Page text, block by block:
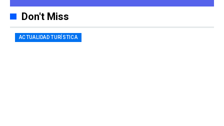
Don't Miss
ACTUALIDAD TURÍSTICA